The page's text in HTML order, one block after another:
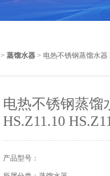
> 蒸馏水器 > 电热不锈钢蒸馏水器
电热不锈钢蒸馏
HS.Z11.10
产品型号：